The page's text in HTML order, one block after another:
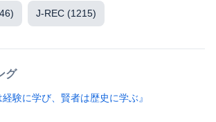
J-REC (1215)
グ
経験に学び、賢者は歴史に学ぶ』